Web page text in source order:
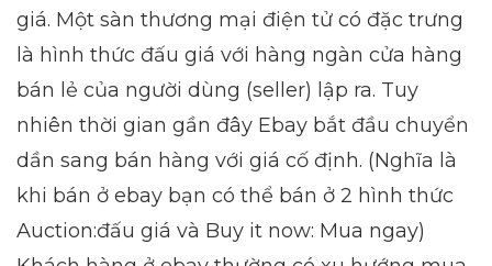
giá. Một sàn thương mại điện tử có đặc trưng
là hình thức đấu giá với hàng ngàn cửa hàng
bán lẻ của người dùng (seller) lập ra. Tuy
nhiên thời gian gần đây Ebay bắt đầu chuyển
dần sang bán hàng với giá cố định. (Nghĩa là
khi bán ở ebay bạn có thể bán ở 2 hình thức
Auction:đấu giá và Buy it now: Mua ngay)